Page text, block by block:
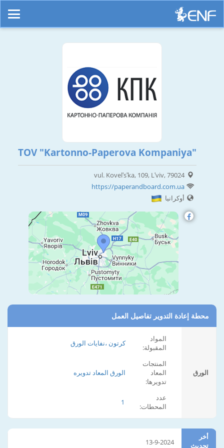
TOV "Kartonno-Paperova Kompaniya"
vul. Kovelʹsʹka, 109, Lʹviv, 79024
https://paperandboard.com.ua
أوكرانيا
محطة إعادة التدوير تفاصيل العمل
الورق
المواد
المقبولة:
كرتون ،نفايات الورق
المنتجات
المعاد
تدويرها:
الورق المعاد تدويره
عدد
المحطات:
1
أخر
تحديث
13-9-2024